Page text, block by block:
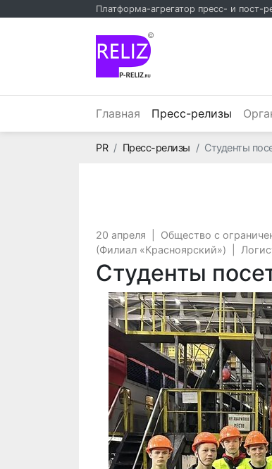
Платформа-агрегатор пресс- и пост-
©
Главная Пресс-релизы
PRГлавная
Пресс-релизы Студенты
20 апреля
Общество с
(Филиал «Красноярский»)
Студенты